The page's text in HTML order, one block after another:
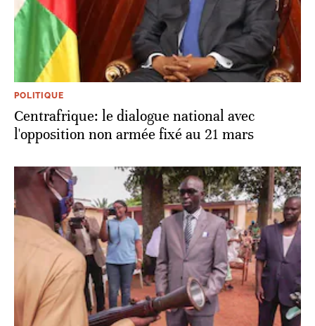
POLITIQUE
Centrafrique: le dialogue national avec
l'opposition non armée fixé au 21 mars